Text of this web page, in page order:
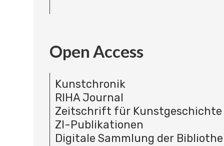
Open Access
Kunstchronik
RIHA Journal
Zeitschrift für Kunstgeschichte
ZI-Publikationen
Digitale Sammlung der